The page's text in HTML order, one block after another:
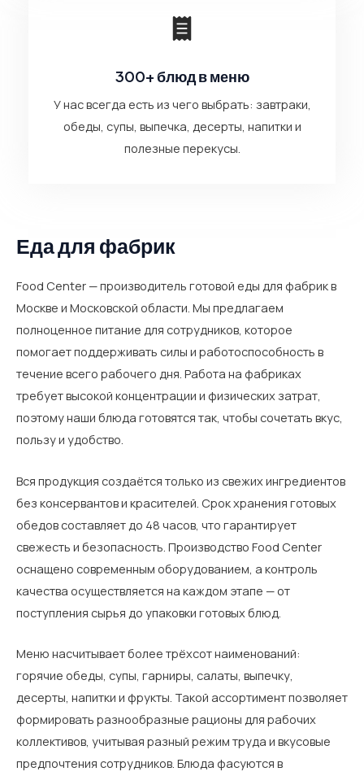
300+ блюд в меню
У нас всегда есть из чего выбрать: завтраки,
обеды, супы, выпечка, десерты, напитки и
полезные перекусы.
Еда для фабрик
Food Center — производитель готовой еды для фабрик в
Москве и Московской области. Мы предлагаем
полноценное питание для сотрудников, которое
помогает поддерживать силы и работоспособность в
течение всего рабочего дня. Работа на фабриках
требует высокой концентрации и физических затрат,
поэтому наши блюда готовятся так, чтобы сочетать вкус,
пользу и удобство.
Вся продукция создаётся только из свежих ингредиентов
без консервантов и красителей. Срок хранения готовых
обедов составляет до 48 часов, что гарантирует
свежесть и безопасность. Производство Food Center
оснащено современным оборудованием, а контроль
качества осуществляется на каждом этапе — от
поступления сырья до упаковки готовых блюд.
Меню насчитывает более трёхсот наименований:
горячие обеды, супы, гарниры, салаты, выпечку,
десерты, напитки и фрукты. Такой ассортимент позволяет
формировать разнообразные рационы для рабочих
коллективов, учитывая разный режим труда и вкусовые
предпочтения сотрудников. Блюда фасуются в